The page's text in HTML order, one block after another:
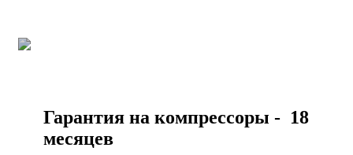
Гарантия на компрессоры - 18
месяцев